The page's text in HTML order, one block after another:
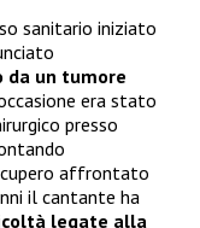
sanitario iniziato
da un tumore
era stato
presso
affrontato
il cantante ha
legate alla